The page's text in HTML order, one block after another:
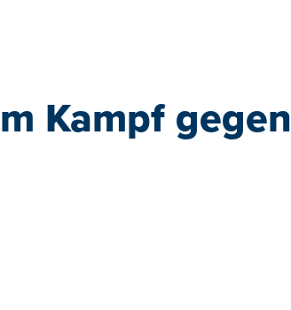
Kampf gegen